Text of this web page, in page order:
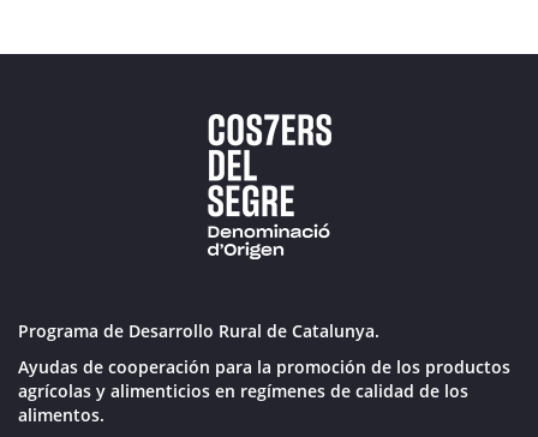
Programa de Desarrollo Rural de Catalunya.
Ayudas de cooperación para la promoción de los productos
agrícolas y alimenticios en regímenes de calidad de los
alimentos.